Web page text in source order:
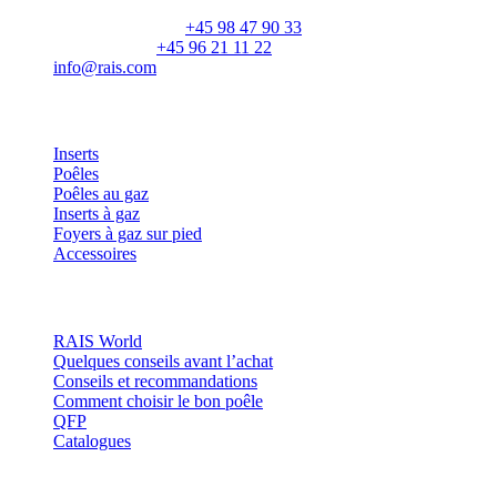
+45 98 47 90 33
+45 96 21 11 22
info@rais.com
Inserts
Poêles
Poêles au gaz
Inserts à gaz
Foyers à gaz sur pied
Accessoires
RAIS World
Quelques conseils avant l’achat
Conseils et recommandations
Comment choisir le bon poêle
QFP
Catalogues